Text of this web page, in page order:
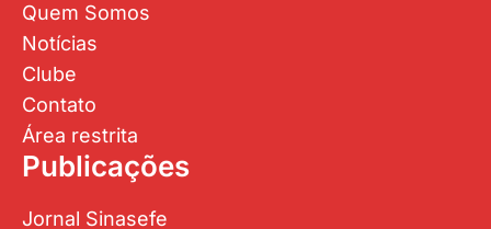
Quem Somos
Notícias
Clube
Contato
Área restrita
Publicações
Jornal Sinasefe